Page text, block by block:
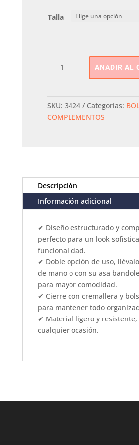
Talla
DOBLE
moll
cantidad
AÑADIR AL
SKU: 3424 Categorías:
COMPLEMENTOS
Descripción
Información adicional
✔ Diseño estructurado y
perfecto para un look
funcionalidad.
✔ Doble opción de uso,
de mano o con su asa
para mayor comodidad.
✔ Cierre con cremallera y
para mantener todo
✔ Material ligero y resistente,
cualquier ocasión.